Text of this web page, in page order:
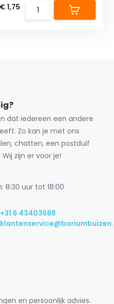
€ 1,75
dat iedereen een andere
Zo kan je met ons
chatten, een postduif
zijn er voor je!
8:30 uur tot 18:00
+31 6 43403688
en persoonlijk advies.